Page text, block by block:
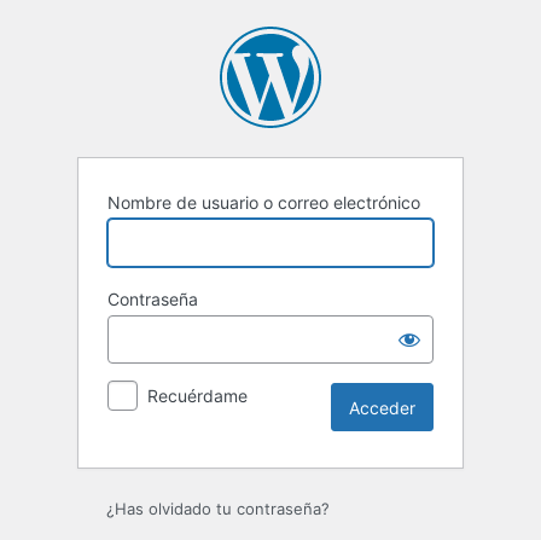
Nombre de usuario o correo electrónico
Contraseña
Recuérdame
¿Has olvidado tu contraseña?